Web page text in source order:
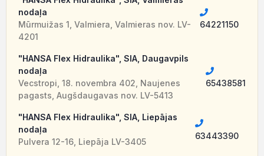
nodaļa
Mūrmuižas 1, Valmiera, Valmieras nov. LV-
4201
64221150
"HANSA Flex Hidraulika", SIA, Daugavpils
nodaļa
Vecstropi, 18. novembra 402, Naujenes
pagasts, Augšdaugavas nov. LV-5413
65438581
"HANSA Flex Hidraulika", SIA, Liepājas
nodaļa
Pulvera 12-16, Liepāja LV-3405
63443390